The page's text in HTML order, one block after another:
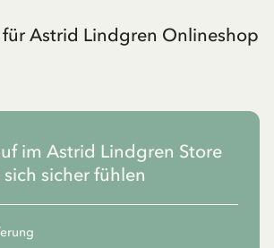
Astrid Lindgren Onlineshop
im Astrid Lindgren Store
sicher fühlen